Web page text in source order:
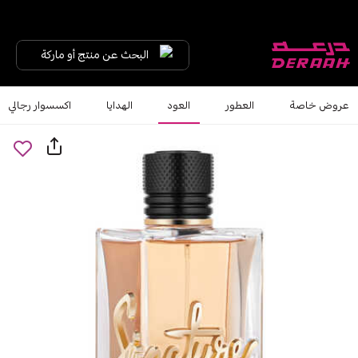
البحث عن منتج أو ماركة
عروض خاصة العطور العود الهدايا اكسسوار رجالي